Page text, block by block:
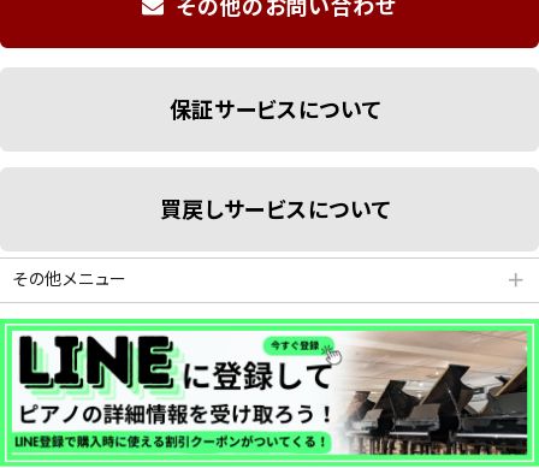
その他のお問い合わせ
保証サービスについて
買戻しサービスについて
その他メニュー ＋
分割払いシミュレーション
納品・サービス・消音取付可能エリア